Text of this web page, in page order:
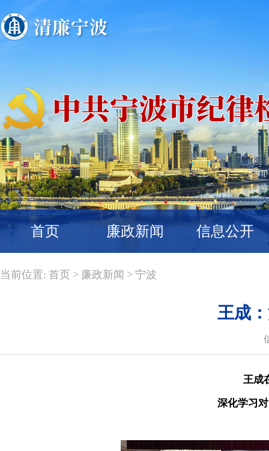
首页 廉政新闻 信息公开
当前位置: 首页 > 廉政新闻 > 宁波
王成
王成
深化学习